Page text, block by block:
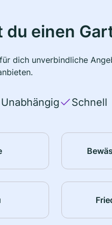
einen
dich unverbindliche
Unabhängig Schnell